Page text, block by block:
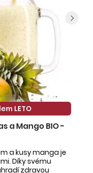
LETO
a Mango BIO -
a kusy manga je
Díky svému
zdravou